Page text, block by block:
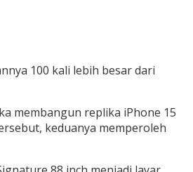
100 kali lebih besar dari
membangun replika iPhone 15
keduanya memperoleh